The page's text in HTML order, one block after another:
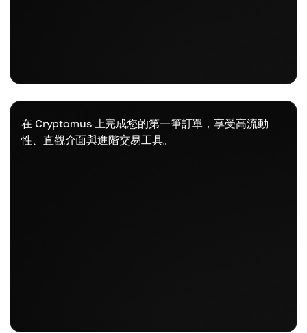
在 Cryptomus 上完成您的第一筆訂單，享受高流動
性、直觀介面與進階交易工具。